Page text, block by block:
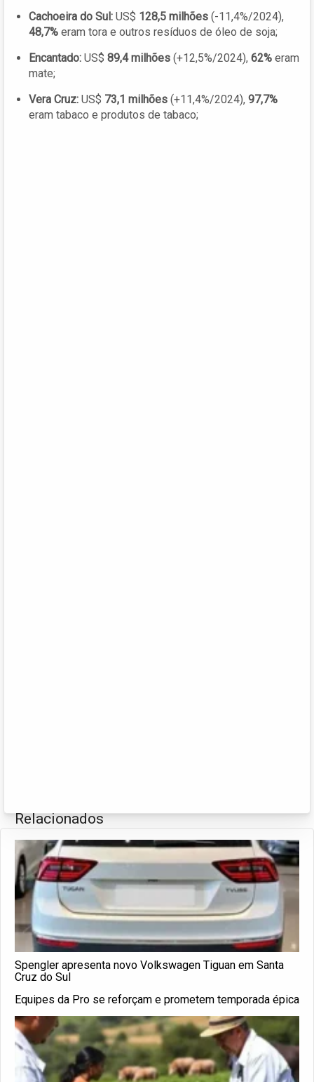
Cachoeira do Sul: US$ 128,5 milhões (-11,4%/2024),
48,7% eram tora e outros resíduos de óleo de soja;
Encantado: US$ 89,4 milhões (+12,5%/2024), 62% eram
mate;
Vera Cruz: US$ 73,1 milhões (+11,4%/2024), 97,7%
eram tabaco e produtos de tabaco;
Relacionados
Spengler apresenta novo Volkswagen Tiguan em Santa
Cruz do Sul
Equipes da Pro se reforçam e prometem temporada épica